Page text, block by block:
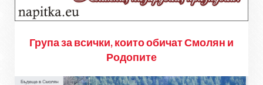
Група за всички, които обичат Смолян и
Родопите